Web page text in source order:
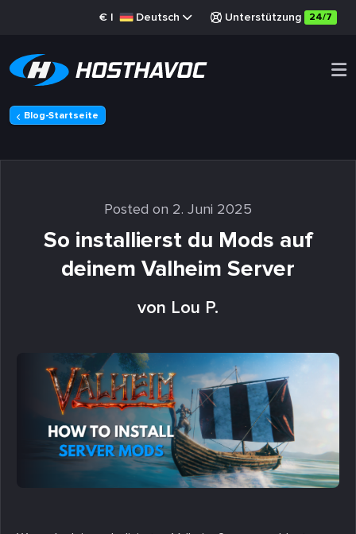
€ | Deutsch Unterstützung 24/7
Blog-Startseite
Posted on 2. Juni 2025
So installierst du Mods auf
deinem Valheim Server
von Lou P.